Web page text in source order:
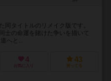
同タイトルのリメイク版です。
士の命運を賭けた争いを描いて
へと...
4
お気に入り
43
持ってる